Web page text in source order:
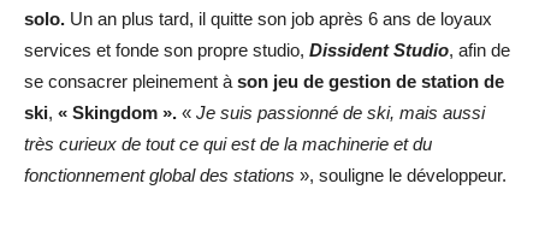
solo. Un an plus tard, il quitte son job après 6 ans de loyaux
services et fonde son propre studio, Dissident Studio, afin de
se consacrer pleinement à son jeu de gestion de station de
ski, « Skingdom ». « Je suis passionné de ski, mais aussi
très curieux de tout ce qui est de la machinerie et du
fonctionnement global des stations », souligne le développeur.